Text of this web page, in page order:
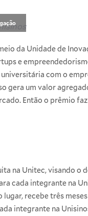
da Unidade de
e
com o
gera um valor
Então o prêmio
na Unitec, visando o
cada integrante na
recebe três
integrante na